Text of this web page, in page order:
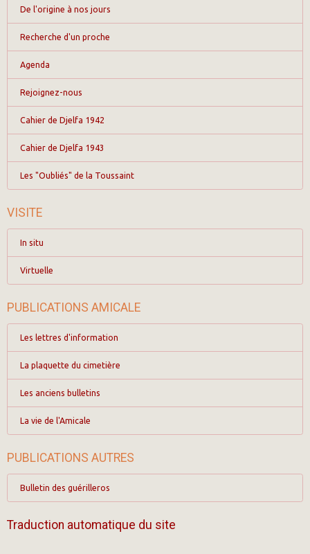
De l'origine à nos jours
Recherche d'un proche
Agenda
Rejoignez-nous
Cahier de Djelfa 1942
Cahier de Djelfa 1943
Les "Oubliés" de la Toussaint
VISITE
In situ
Virtuelle
PUBLICATIONS AMICALE
Les lettres d'information
La plaquette du cimetière
Les anciens bulletins
La vie de l'Amicale
PUBLICATIONS AUTRES
Bulletin des guérilleros
Traduction automatique du site